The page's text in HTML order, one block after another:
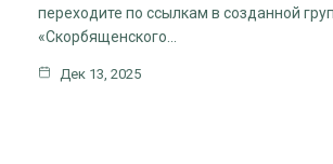
переходите по ссылкам в созданной
«Скорбященского…
Дек 13, 2025